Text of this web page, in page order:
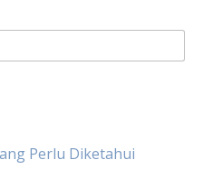
Perlu Diketahui